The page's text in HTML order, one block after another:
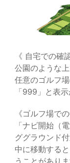
《 自宅での確
公園のような
任意のゴルフ
「999」と表
《ゴルフ場で
「ナビ開始（
ググラウンド
中に移動する
うことがありま